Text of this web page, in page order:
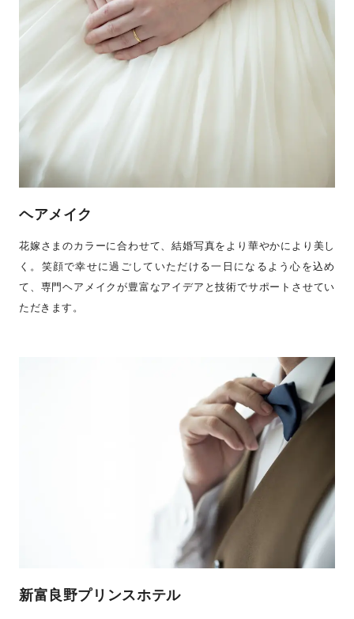
ヘアメイク
花嫁さまのカラーに合わせて、結婚写真をより華やかにより美し
く。笑顔で幸せに過ごしていただける一日になるよう心を込め
て、専門ヘアメイクが豊富なアイデアと技術でサポートさせてい
ただきます。
新富良野プリンスホテル